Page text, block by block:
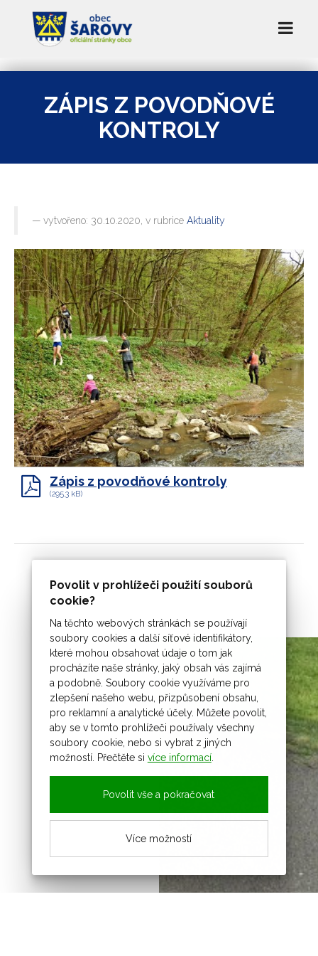
Povolit v prohlížeči použití souborů
cookie?
Na těchto webových stránkách se používají
soubory cookies a další síťové identifikátory,
které mohou obsahovat údaje o tom jak
procházíte naše stránky, jaký obsah vás zajímá
a podobně. Soubory cookie využíváme pro
zlepšení našeho webu, přizpůsobení obsahu,
pro reklamní a analytické účely. Můžete povolit,
aby se v tomto prohlížeči používaly všechny
soubory cookie, nebo si vybrat z jiných
možností. Přečtěte si více informací.
Povolit vše a pokračovat
Více možností
ZÁPIS Z POVODŇOVÉ
KONTROLY
vytvořeno: 30.10.2020, v rubrice Aktuality
Zápis z povodňové kontroly
(295.3 kB)